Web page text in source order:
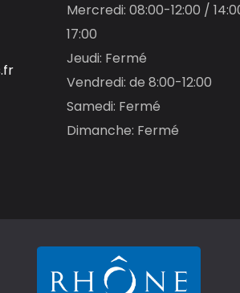
Mercredi: 08:00-12:00 /
17:00
Jeudi: Fermé
Vendredi: de 8:00-12:00
Samedi: Fermé
Dimanche: Fermé